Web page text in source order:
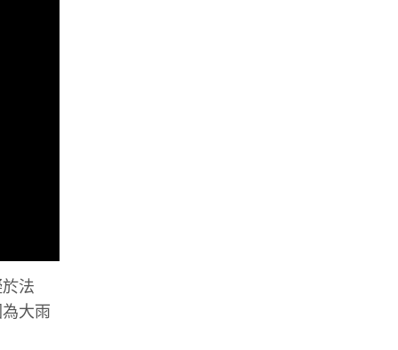
法
大雨